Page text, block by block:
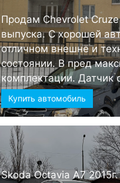
Продам Chevrolet
выпуска. С хорошей
отличном внешне и
состоянии. В пред
комплектации. Датчик
Купить автомобиль
Skoda Octavia А7 2015г.